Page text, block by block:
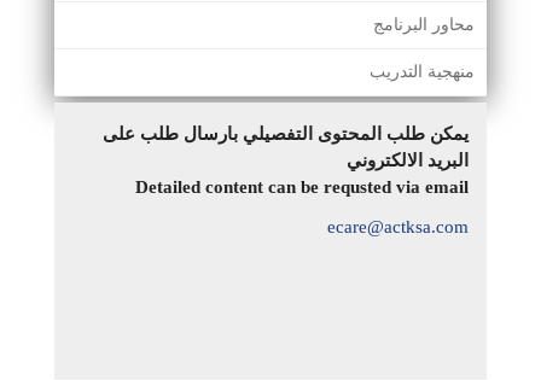
محاور البرنامج
منهجية التدريب
يمكن طلب المحتوى التفصيلي بارسال طلب على
البريد الالكتروني
Detailed content can be requsted via email
ecare@actksa.com